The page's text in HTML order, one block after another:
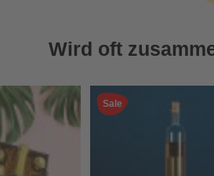
Wird oft
Sale